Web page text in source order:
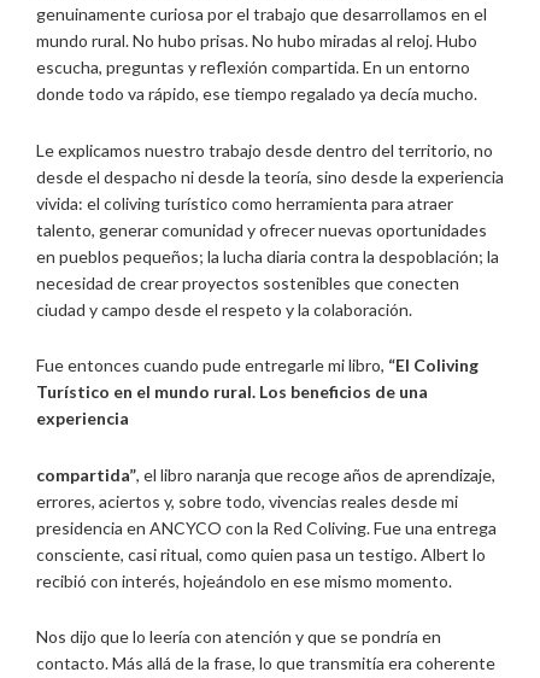
genuinamente curiosa por el trabajo que desarrollamos en el
mundo rural. No hubo prisas. No hubo miradas al reloj. Hubo
escucha, preguntas y reflexión compartida. En un entorno
donde todo va rápido, ese tiempo regalado ya decía mucho.
Le explicamos nuestro trabajo desde dentro del territorio, no
desde el despacho ni desde la teoría, sino desde la experiencia
vivida: el coliving turístico como herramienta para atraer
talento, generar comunidad y ofrecer nuevas oportunidades
en pueblos pequeños; la lucha diaria contra la despoblación; la
necesidad de crear proyectos sostenibles que conecten
ciudad y campo desde el respeto y la colaboración.
Fue entonces cuando pude entregarle mi libro, “El Coliving
Turístico en el mundo rural. Los beneficios de una
experiencia
compartida”, el libro naranja que recoge años de aprendizaje,
errores, aciertos y, sobre todo, vivencias reales desde mi
presidencia en ANCYCO con la Red Coliving. Fue una entrega
consciente, casi ritual, como quien pasa un testigo. Albert lo
recibió con interés, hojeándolo en ese mismo momento.
Nos dijo que lo leería con atención y que se pondría en
contacto. Más allá de la frase, lo que transmitía era coherente